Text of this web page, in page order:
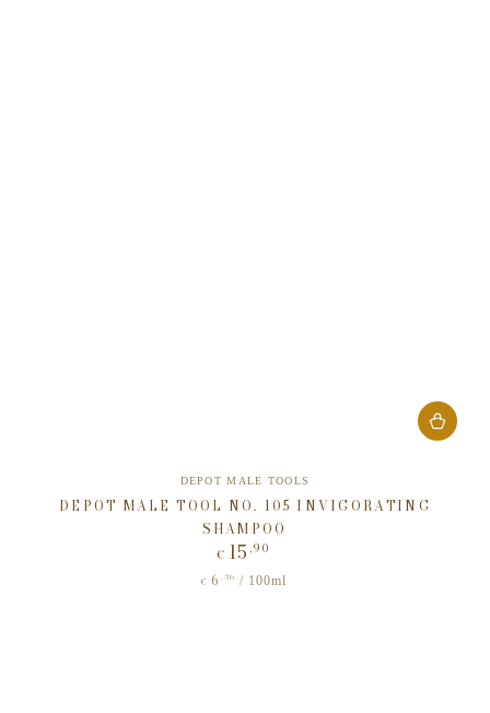
Verkäufer/in:
DEPOT MALE TOOLS
DEPOT MALE TOOL NO. 105 INVIGORATING
SHAMPOO
Regulärer
€ 15 ,90
Stückpreis
€ 6 ,36 / pro
100ml